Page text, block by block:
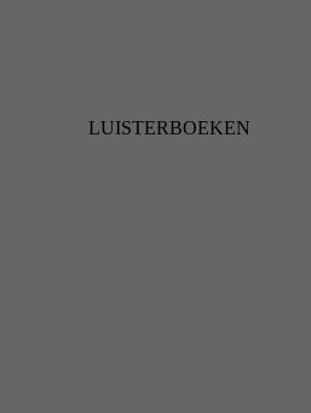
LUISTERBOEKEN